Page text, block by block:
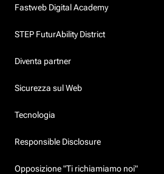
Fastweb Digital Academy
STEP FuturAbility District
Diventa partner
Sicurezza sul Web
Tecnologia
Responsible Disclosure
Opposizione "Ti richiamiamo noi"